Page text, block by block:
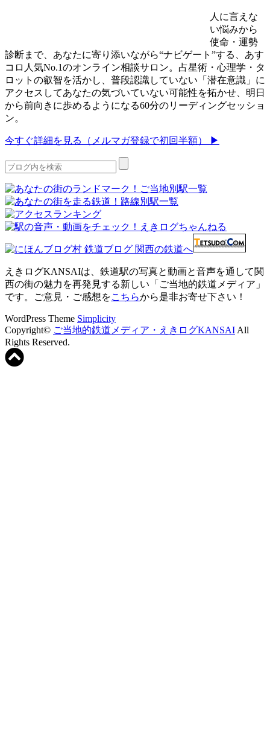
人に言えな
い悩みから
使命・運勢
診断まで、あなたに寄り添いながら“ナビゲート”する、あす
コロ人気No.1のオンライン相談サロン。占星術・心理学・タ
ロットの叡智を活かし、普段認識していない「潜在意識」に
アクセスしてあなたの気づいていない可能性を拓かせ、明日
から前向きに歩めるようになる60分のリーディングセッショ
ン。
今すぐ詳細を見る（メルマガ登録で初回半額） ▶
えきログKANSAIは、鉄道駅の写真と動画と音声を通して関
西の街の魅力を再発見する新しい「ご当地的鉄道メディア」
です。ご意見・ご感想をこちらから是非お寄せ下さい！
WordPress Theme Simplicity
Copyright© ご当地的鉄道メディア・えきログKANSAI All
Rights Reserved.